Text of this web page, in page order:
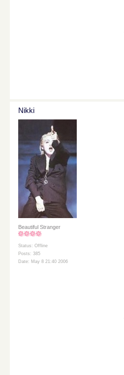
Nikki
Beautiful Stranger
Status: Offline
Posts: 385
Date: May 8 21:40 2006